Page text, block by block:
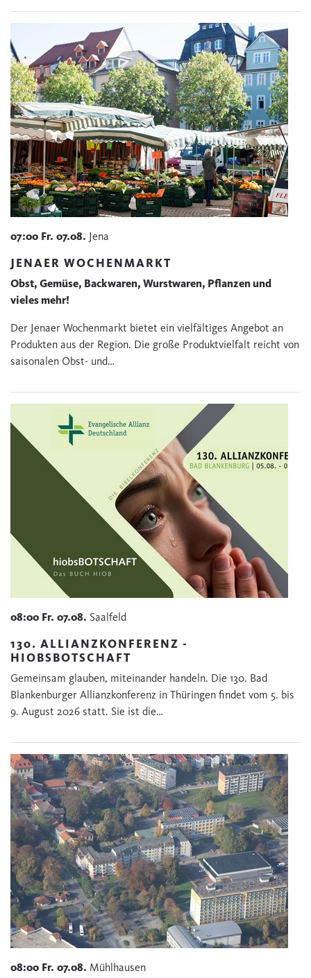
07:00 Fr. 07.08. Jena
JENAER WOCHENMARKT
Obst, Gemüse, Backwaren, Wurstwaren, Pflanzen und
vieles mehr!
Der Jenaer Wochenmarkt bietet ein vielfältiges Angebot an
Produkten aus der Region. Die große Produktvielfalt reicht von
saisonalen Obst- und…
08:00 Fr. 07.08. Saalfeld
130. ALLIANZKONFERENZ -
HIOBSBOTSCHAFT
Gemeinsam glauben, miteinander handeln. Die 130. Bad
Blankenburger Allianzkonferenz in Thüringen findet vom 5. bis
9. August 2026 statt. Sie ist die…
08:00 Fr. 07.08. Mühlhausen